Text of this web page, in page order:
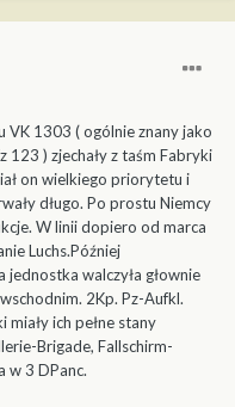
VK 1303 ( ogólnie znany jako
123 ) zjechały z taśm Fabryki
on wielkiego priorytetu i
długo. Po prostu Niemcy
W linii dopiero od marca
Luchs.Później
jednostka walczyła głownie
2Kp. Pz-Aufkl.
ich pełne stany
Brigade, Fallschirm-
w 3 DPanc.